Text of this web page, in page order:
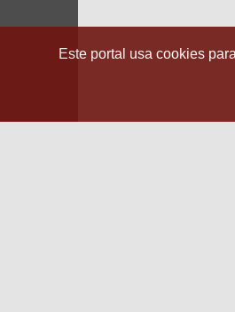
Este portal usa cookies